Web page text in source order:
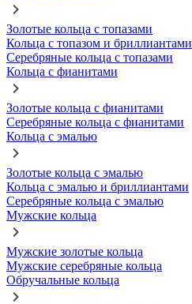
Золотые кольца с топазами
Кольца с топазом и бриллиантами
Серебряные кольца с топазами
Кольца с фианитами
Золотые кольца с фианитами
Серебряные кольца с фианитами
Кольца с эмалью
Золотые кольца с эмалью
Кольца с эмалью и бриллиантами
Серебряные кольца с эмалью
Мужские кольца
Мужские золотые кольца
Мужские серебряные кольца
Обручальные кольца